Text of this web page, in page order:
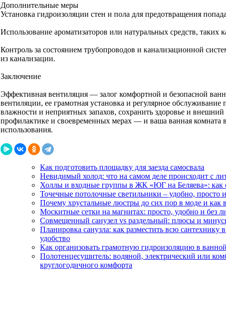
Дополнительные меры
Установка гидроизоляции стен и пола для предотвращения
Использование ароматизаторов или натуральных средств, таких
Контроль за состоянием трубопроводов и канализационной
из канализации.
Заключение
Эффективная вентиляция — залог комфортной и безопасной
вентиляции, ее грамотная установка и регулярное
влажности и неприятных запахов, сохранить здоровье и
профилактике и своевременных мерах — и ваша ванная комната
использования.
Как подготовить площадку для заезда самосвала
Невидимый холод: что на самом деле происходит с
Холлы и входные группы в ЖК «ЮГ на Беляева»: как
Точечные потолочные светильники – удобно, просто
Почему хрустальные люстры до сих пор в моде и как
Москитные сетки на магнитах: просто, удобно и без
Совмещенный санузел vs раздельный: плюсы и
Планировка санузла: как разместить всю
удобство
Как организовать грамотную гидроизоляцию в
Полотенцесушитель: водяной, электрический или
круглогодичного комфорта